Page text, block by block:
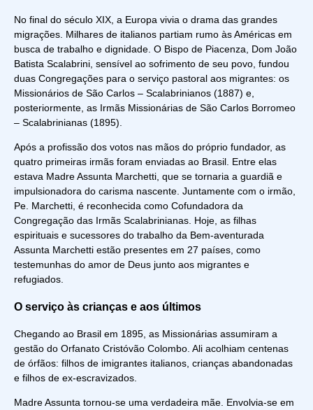
No final do século XIX, a Europa vivia o drama das grandes
migrações. Milhares de italianos partiam rumo às Américas em
busca de trabalho e dignidade. O Bispo de Piacenza, Dom João
Batista Scalabrini, sensível ao sofrimento de seu povo, fundou
duas Congregações para o serviço pastoral aos migrantes: os
Missionários de São Carlos – Scalabrinianos (1887) e,
posteriormente, as Irmãs Missionárias de São Carlos Borromeo
– Scalabrinianas (1895).
Após a profissão dos votos nas mãos do próprio fundador, as
quatro primeiras irmãs foram enviadas ao Brasil. Entre elas
estava Madre Assunta Marchetti, que se tornaria a guardiã e
impulsionadora do carisma nascente. Juntamente com o irmão,
Pe. Marchetti, é reconhecida como Cofundadora da
Congregação das Irmãs Scalabrinianas. Hoje, as filhas
espirituais e sucessores do trabalho da Bem-aventurada
Assunta Marchetti estão presentes em 27 países, como
testemunhas do amor de Deus junto aos migrantes e
refugiados.
O serviço às crianças e aos últimos
Chegando ao Brasil em 1895, as Missionárias assumiram a
gestão do Orfanato Cristóvão Colombo. Ali acolhiam centenas
de órfãos: filhos de imigrantes italianos, crianças abandonadas
e filhos de ex-escravizados.
Madre Assunta tornou-se uma verdadeira mãe. Envolvia-se em